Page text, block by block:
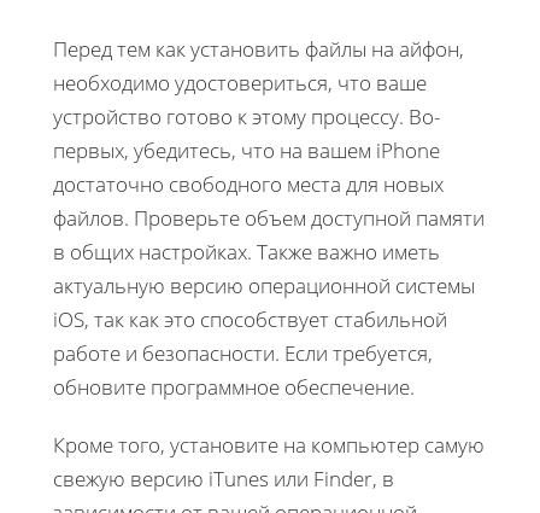
Перед тем как установить файлы на айфон,
необходимо удостовериться, что ваше
устройство готово к этому процессу. Во-
первых, убедитесь, что на вашем iPhone
достаточно свободного места для новых
файлов. Проверьте объем доступной памяти
в общих настройках. Также важно иметь
актуальную версию операционной системы
iOS, так как это способствует стабильной
работе и безопасности. Если требуется,
обновите программное обеспечение.
Кроме того, установите на компьютер самую
свежую версию iTunes или Finder, в